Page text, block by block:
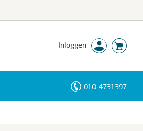
Inloggen
010-4731397